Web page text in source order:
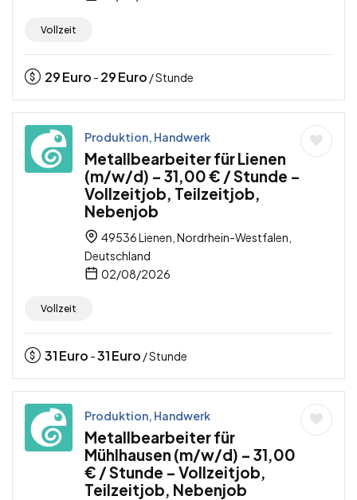
Vollzeit
29Euro - 29Euro / Stunde
Produktion, Handwerk
Metallbearbeiter für Lienen
(m/w/d) – 31,00 € / Stunde –
Vollzeitjob, Teilzeitjob,
Nebenjob
49536 Lienen, Nordrhein-Westfalen,
Deutschland
02/08/2026
Vollzeit
31Euro -31Euro / Stunde
Produktion, Handwerk
Metallbearbeiter für
Mühlhausen (m/w/d) – 31,00
€ / Stunde – Vollzeitjob,
Teilzeitjob, Nebenjob